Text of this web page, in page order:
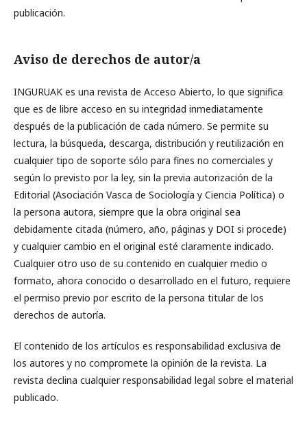
publicación.
Aviso de derechos de autor/a
INGURUAK es una revista de Acceso Abierto, lo que significa
que es de libre acceso en su integridad inmediatamente
después de la publicación de cada número. Se permite su
lectura, la búsqueda, descarga, distribución y reutilización en
cualquier tipo de soporte sólo para fines no comerciales y
según lo previsto por la ley, sin la previa autorización de la
Editorial (Asociación Vasca de Sociología y Ciencia Política) o
la persona autora, siempre que la obra original sea
debidamente citada (número, año, páginas y DOI si procede)
y cualquier cambio en el original esté claramente indicado.
Cualquier otro uso de su contenido en cualquier medio o
formato, ahora conocido o desarrollado en el futuro, requiere
el permiso previo por escrito de la persona titular de los
derechos de autoría.
El contenido de los artículos es responsabilidad exclusiva de
los autores y no compromete la opinión de la revista. La
revista declina cualquier responsabilidad legal sobre el material
publicado.